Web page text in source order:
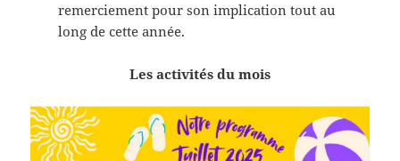
remerciement pour son implication tout au
long de cette année.
Les activités du mois